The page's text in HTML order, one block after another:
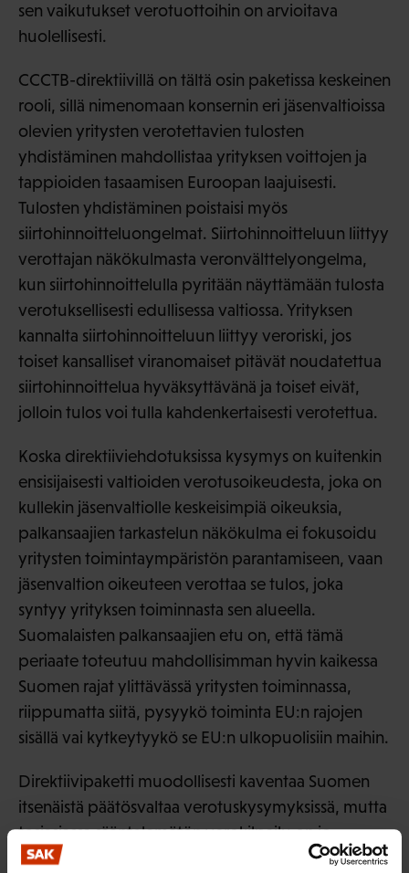
sen vaikutukset verotuottoihin on arvioitava
huolellisesti.
CCCTB-direktiivillä on tältä osin paketissa keskeinen
rooli, sillä nimenomaan konsernin eri jäsenvaltioissa
olevien yritysten verotettavien tulosten
yhdistäminen mahdollistaa yrityksen voittojen ja
tappioiden tasaamisen Euroopan laajuisesti.
Tulosten yhdistäminen poistaisi myös
siirtohinnoitteluongelmat. Siirtohinnoitteluun liittyy
verottajan näkökulmasta veronvälttelyongelma,
kun siirtohinnoittelulla pyritään näyttämään tulosta
verotuksellisesti edullisessa valtiossa. Yrityksen
kannalta siirtohinnoitteluun liittyy veroriski, jos
toiset kansalliset viranomaiset pitävät noudatettua
siirtohinnoittelua hyväksyttävänä ja toiset eivät,
jolloin tulos voi tulla kahdenkertaisesti verotettua.
Koska direktiiviehdotuksissa kysymys on kuitenkin
ensisijaisesti valtioiden verotusoikeudesta, joka on
kullekin jäsenvaltiolle keskeisimpiä oikeuksia,
palkansaajien tarkastelun näkökulma ei fokusoidu
yritysten toimintaympäristön parantamiseen, vaan
jäsenvaltion oikeuteen verottaa se tulos, joka
syntyy yrityksen toiminnasta sen alueella.
Suomalaisten palkansaajien etu on, että tämä
periaate toteutuu mahdollisimman hyvin kaikessa
Suomen rajat ylittävässä yritysten toiminnassa,
riippumatta siitä, pysyykö toiminta EU:n rajojen
sisällä vai kytkeytyykö se EU:n ulkopuolisiin maihin.
Direktiivipaketti muodollisesti kaventaa Suomen
itsenäistä päätösvaltaa verotuskysymyksissä, mutta
tosiasiassa sääntelemätön verokilpailu on jo
Suomelle merkittävä haitta ja päätöksenteon